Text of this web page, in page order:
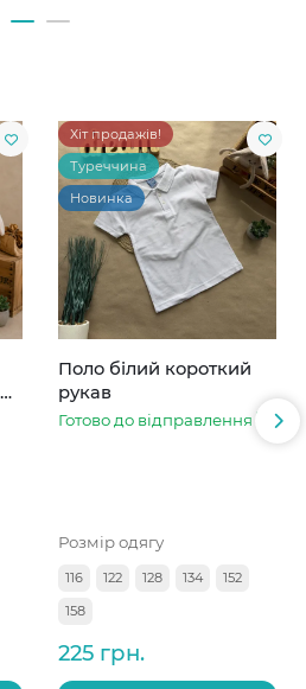
Хіт продажів!
Туреччина
Новинка
Поло білий короткий
рукав
Готово до відправлення
Розмір одягу
116 122 128 134
152
158
225 грн.